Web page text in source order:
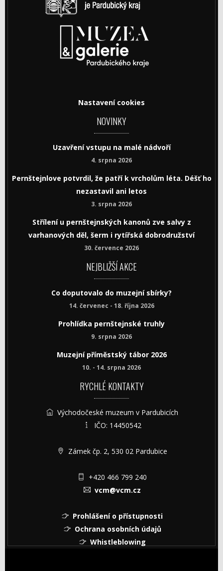
Nastavení cookies
NOVINKY
Uzavření vstupu na malé nádvoří
4. srpna 2026
Pernštejnlove potvrdil, že patří k vrcholům léta. Déšť ho
nezastavil ani letos
3. srpna 2026
Střílení u pernštejnských kanonů zve salvy z
varhanových děl, šerm i rytířská dobrodružství
30. července 2026
NEJBLIŽŠÍ AKCE
Co doputovalo do muzejní sbírky?
14. červenec - 18. října 2026
Prohlídka pernštejnské truhly
9. srpna 2026
Muzejní příměstský tábor 2026
10. - 14. srpna 2026
RYCHLÉ KONTAKTY
Východočeské muzeum v Pardubicích
IČO: 14450542
Zámek čp. 2, 530 02 Pardubice
+420 466 799 240
vcm@vcm.cz
Prohlášení o přístupnosti
Ochrana osobních údajů
Whistleblowing